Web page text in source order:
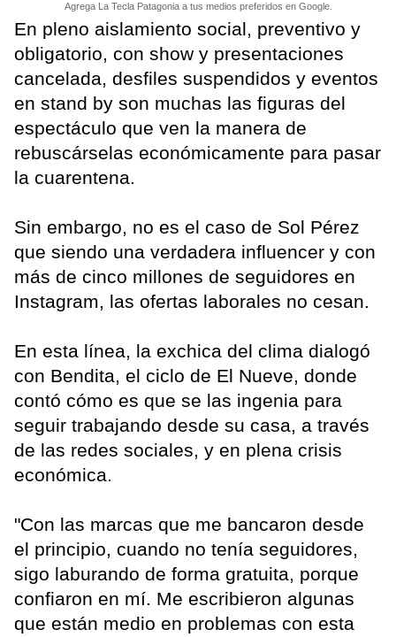
Agrega La Tecla Patagonia a tus medios preferidos en Google.
En pleno aislamiento social, preventivo y
obligatorio, con show y presentaciones
cancelada, desfiles suspendidos y eventos
en stand by son muchas las figuras del
espectáculo que ven la manera de
rebuscárselas económicamente para pasar
la cuarentena.
Sin embargo, no es el caso de Sol Pérez
que siendo una verdadera influencer y con
más de cinco millones de seguidores en
Instagram, las ofertas laborales no cesan.
En esta línea, la exchica del clima dialogó
con Bendita, el ciclo de El Nueve, donde
contó cómo es que se las ingenia para
seguir trabajando desde su casa, a través
de las redes sociales, y en plena crisis
económica.
"Con las marcas que me bancaron desde
el principio, cuando no tenía seguidores,
sigo laburando de forma gratuita, porque
confiaron en mí. Me escribieron algunas
que están medio en problemas con esta